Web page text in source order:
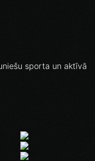
sporta un aktīvā